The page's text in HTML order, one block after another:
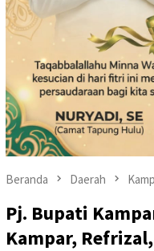
Beranda Daerah
Pj. Bupati
Kampar, Refrizal,